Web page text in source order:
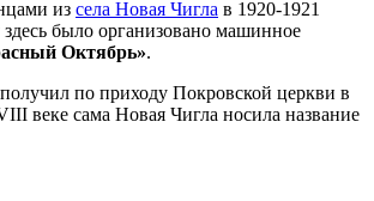
из села Новая Чигла в 1920-1921
было организовано машинное
Октябрь».
по приходу Покровской церкви в
веке сама Новая Чигла носила название